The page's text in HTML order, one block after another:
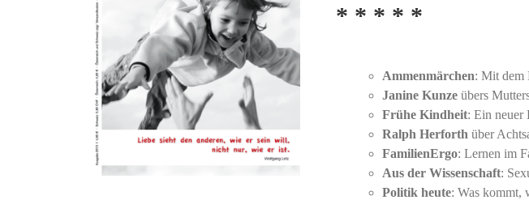
* * * * *
Ammenmärchen: Mit dem
Janine Kunzeübers
Frühe Kindheit: Ein neuer
Ralph Herforth über
FamilienErgo: Lernen im
Aus der Wissenschaft:
Politik heute: Was kommt,